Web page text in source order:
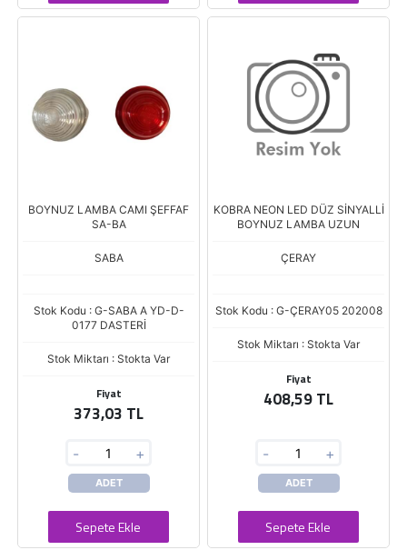
BOYNUZ LAMBA CAMI ŞEFFAF
SA-BA
SABA
Stok Kodu : G-SABA A YD-D-
0177 DASTERİ
Stok Miktarı : Stokta Var
Fiyat
373,03 TL
- +
ADET
Sepete Ekle
KOBRA NEON LED DÜZ SİNYALLİ
BOYNUZ LAMBA UZUN
ÇERAY
Stok Kodu : G-ÇERAY05 202008
Stok Miktarı : Stokta Var
Fiyat
408,59 TL
- +
ADET
Sepete Ekle